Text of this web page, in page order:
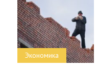
Экономика